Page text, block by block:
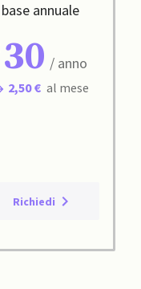
base annuale
30 / anno
2,50 € al mese
Richiedi